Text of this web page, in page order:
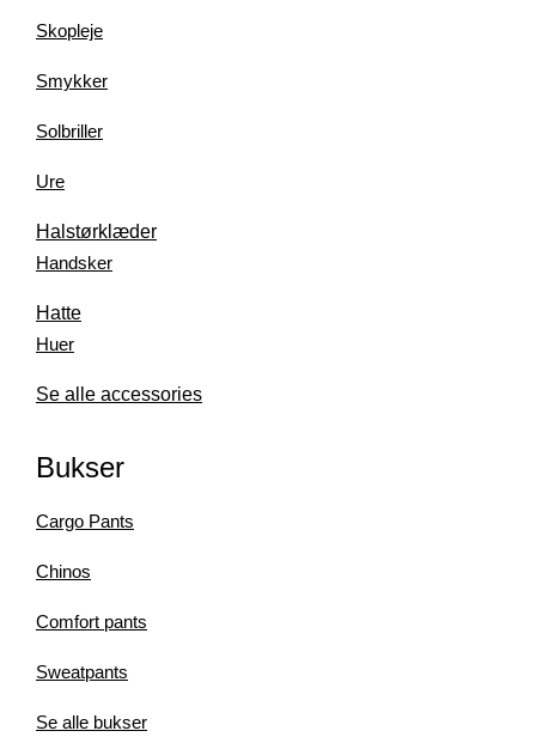
Skopleje
Smykker
Solbriller
Ure
Halstørklæder
Handsker
Hatte
Huer
Se alle accessories
Bukser
Cargo Pants
Chinos
Comfort pants
Sweatpants
Se alle bukser